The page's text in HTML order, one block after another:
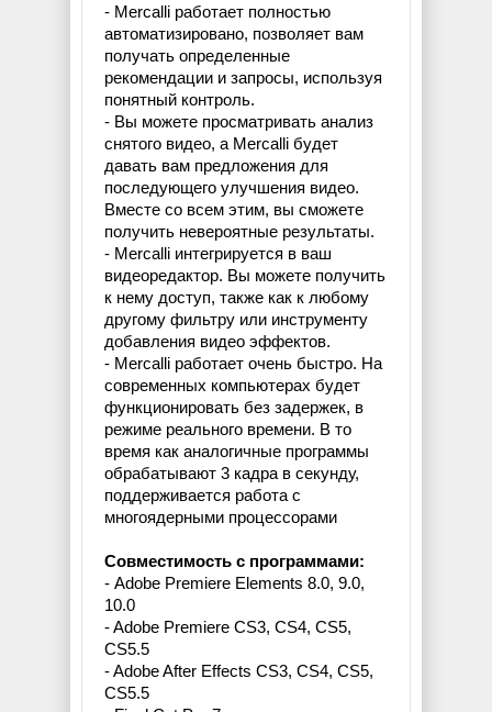
- Mercalli работает полностью
автоматизировано, позволяет вам
получать определенные
рекомендации и запросы, используя
понятный контроль.
- Вы можете просматривать анализ
снятого видео, а Mercalli будет
давать вам предложения для
последующего улучшения видео.
Вместе со всем этим, вы сможете
получить невероятные результаты.
- Mercalli интегрируется в ваш
видеоредактор. Вы можете получить
к нему доступ, также как к любому
другому фильтру или инструменту
добавления видео эффектов.
- Mercalli работает очень быстро. На
современных компьютерах будет
функционировать без задержек, в
режиме реального времени. В то
время как аналогичные программы
обрабатывают 3 кадра в секунду,
поддерживается работа с
многоядерными процессорами
Совместимость с программами:
- Adobe Premiere Elements 8.0, 9.0,
10.0
- Adobe Premiere CS3, CS4, CS5,
CS5.5
- Adobe After Effects CS3, CS4, CS5,
CS5.5